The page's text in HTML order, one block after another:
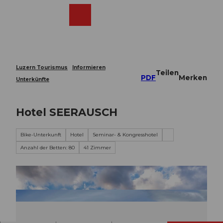
Luzern Tourismus
Informieren
Unterkünfte
PDF
Teilen
Merken
Hotel SEERAUSCH
Bike-Unterkunft Hotel Seminar- & Kongresshotel
Anzahl der Betten: 80 41 Zimmer